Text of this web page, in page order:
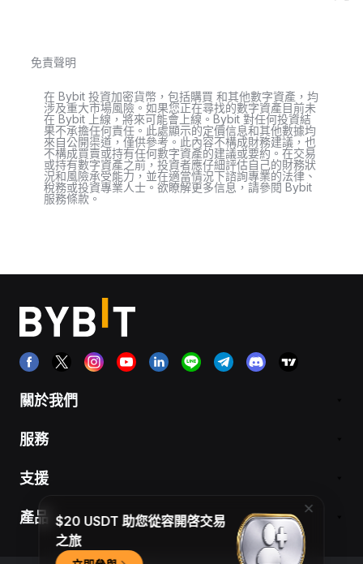
免責聲明
在 Bybit 投資加密貨幣，包括購買 和其他數字資產，均
涉及重大市場風險。如果您正在尋找的數字資產目前未
在 Bybit 上線，將來可能會上線。Bybit 對任何投資結
果不承擔任何責任。此處顯示的定價信息和其他數據均
來自公開渠道，僅供參考。此內容不構成財務建議，也
不構成買賣或持有任何數字資產的建議或要約。在交易
或持有數字資產之前，投資者應仔細評估自己的財務狀
況和風險承受能力，並在適當情況下諮詢專業的法律、
稅務或投資專業人士。欲瞭解更多信息，請參閱 Bybit
服務條款。
關於我們
服務
支援
產品
$20 USDT 助您從容開啓交易
之旅